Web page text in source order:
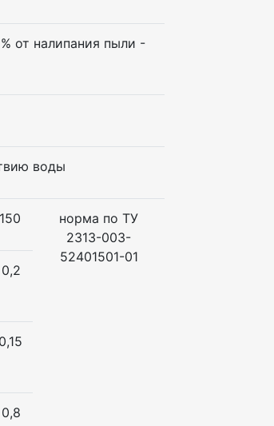
от налипания пыли -
воды
норма по ТУ
2313-003-
52401501-01